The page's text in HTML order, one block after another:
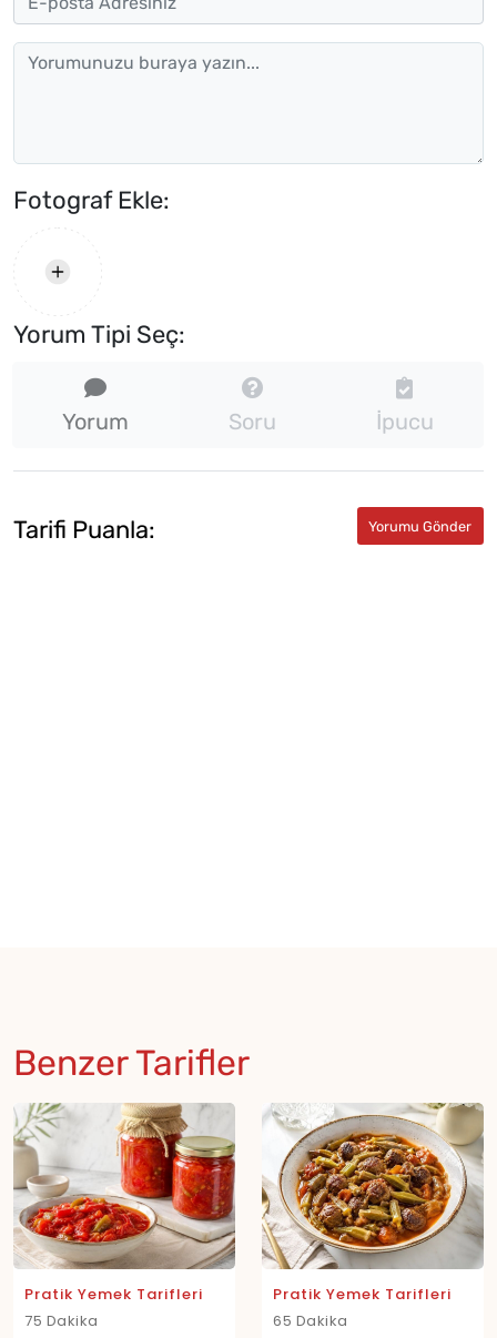
Fotograf Ekle:
Yorum Tipi Seç:
Yorum Soru İpucu
Tarifi Puanla:
Benzer Tarifler
Pratik Yemek Tarifleri
75 Dakika
Pratik Yemek Tarifleri
65 Dakika